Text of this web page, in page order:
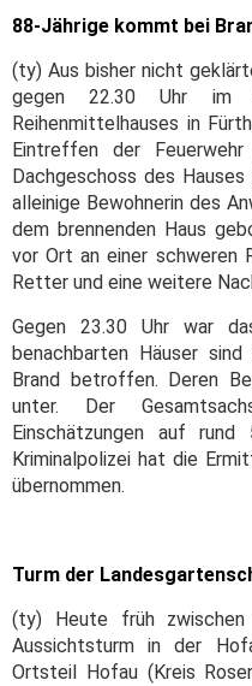
88-Jährige kommt bei
(ty) Aus bisher nicht
gegen 22.30 Uhr im
Reihenmittelhauses in
Eintreffen der
Dachgeschoss des
alleinige Bewohnerin des
dem brennenden Haus
vor Ort an einer schweren
Retter und eine weitere
Gegen 23.30 Uhr war
benachbarten Häuser
Brand betroffen. Deren
unter. Der
Einschätzungen auf
Kriminalpolizei hat die
übernommen.
Turm der
(ty) Heute früh
Aussichtsturm in der
Ortsteil Hofau (Kreis